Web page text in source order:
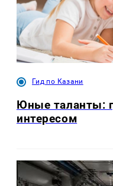
Гид по Казани
Юные таланты:
интересом